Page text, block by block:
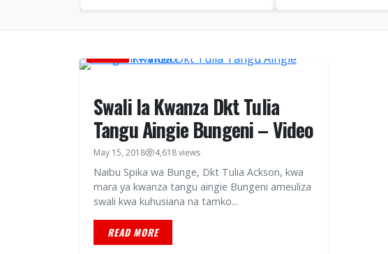
Swali la Kwanza Dkt Tulia
Tangu Aingie Bungeni – Video
May 15, 2018 4,618 views
Naibu Spika wa Bunge, Dkt Tulia Ackson, kwa
mara ya kwanza tangu aingie Bungeni ameuliza
swali kwa kuhusiana na tamko...
READ MORE